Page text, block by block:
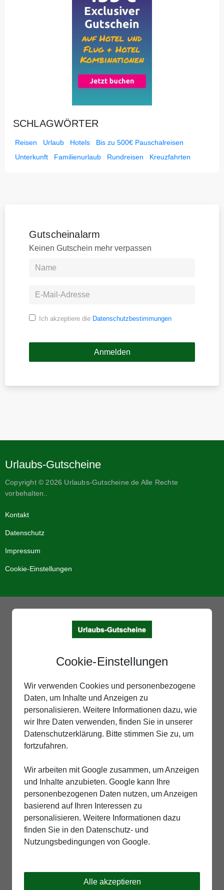
SCHLAGWÖRTER
Reisen Urlaub Hotels
Bis zu 500€ Pauschalreisen
Unterkunft
Familienurlaub Rundreisen Kreuzfahrten
Gutscheinalarm
Keinen Gutschein mehr verpassen
Ich akzeptiere die Datenschutzbestimmungen
Urlaubs-Gutscheine
Copyright © 2026 Urlaubs-Gutscheine.de Alle Rechte
vorbehalten..
Kontakt
Datenschutz
Impressum
Cookie-Einstellungen
Cookie-Einstellungen
Wir verwenden Cookies und personenbezogene
Daten, um Inhalte und Anzeigen zu
personalisieren. Weitere Informationen dazu, wie
wir Ihre Daten verwenden, finden Sie in unserer
Datenschutzerklärung. Bitte stimmen Sie zu, um
fortzufahren.
Wir arbeiten mit Google zusammen, um Anzeigen
und Inhalte anzubieten. Google kann Ihre
personenbezogenen Daten nutzen, um Anzeigen
basierend auf Ihren Interessen zu
personalisieren. Weitere Informationen dazu
finden Sie in den Datenschutz- und
Nutzungsbedingungen von Google.
Alle akzeptieren